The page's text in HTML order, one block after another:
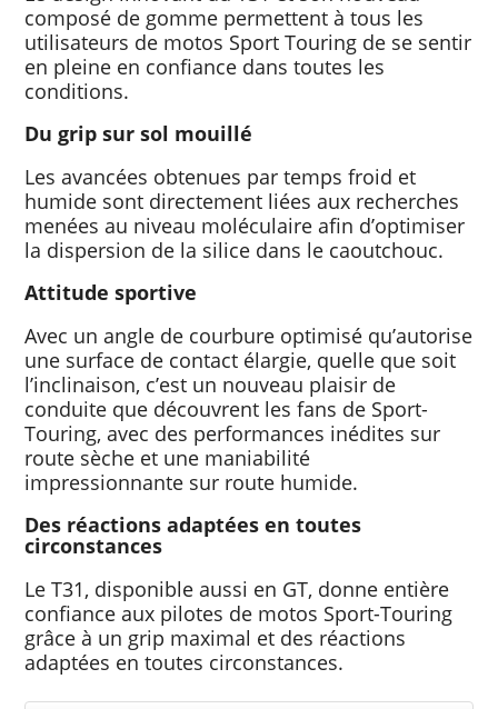
composé de gomme permettent à tous les
utilisateurs de motos Sport Touring de se sentir
en pleine en confiance dans toutes les
conditions.
Du grip sur sol mouillé
Les avancées obtenues par temps froid et
humide sont directement liées aux recherches
menées au niveau moléculaire afin d’optimiser
la dispersion de la silice dans le caoutchouc.
Attitude sportive
Avec un angle de courbure optimisé qu’autorise
une surface de contact élargie, quelle que soit
l’inclinaison, c’est un nouveau plaisir de
conduite que découvrent les fans de Sport-
Touring, avec des performances inédites sur
route sèche et une maniabilité
impressionnante sur route humide.
Des réactions adaptées en toutes
circonstances
Le T31, disponible aussi en GT, donne entière
confiance aux pilotes de motos Sport-Touring
grâce à un grip maximal et des réactions
adaptées en toutes circonstances.